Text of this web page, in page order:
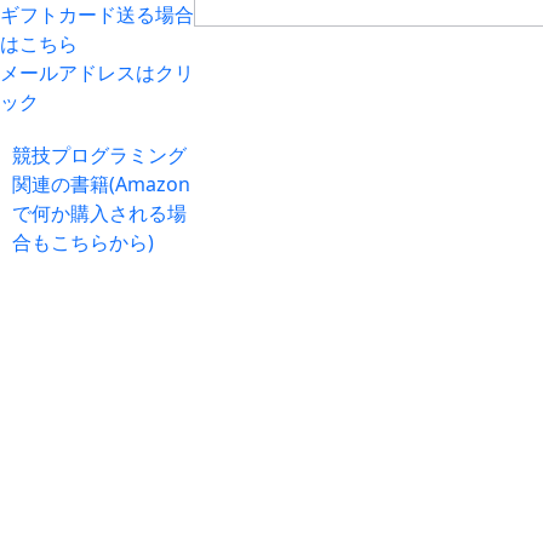
ギフトカード送る場合
はこちら
メールアドレスはクリ
ック
競技プログラミング
関連の書籍(Amazon
で何か購入される場
合もこちらから)